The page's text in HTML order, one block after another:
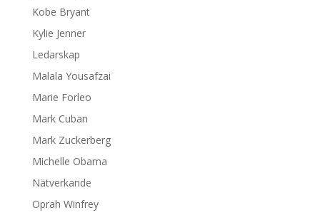
Kobe Bryant
Kylie Jenner
Ledarskap
Malala Yousafzai
Marie Forleo
Mark Cuban
Mark Zuckerberg
Michelle Obama
Nätverkande
Oprah Winfrey